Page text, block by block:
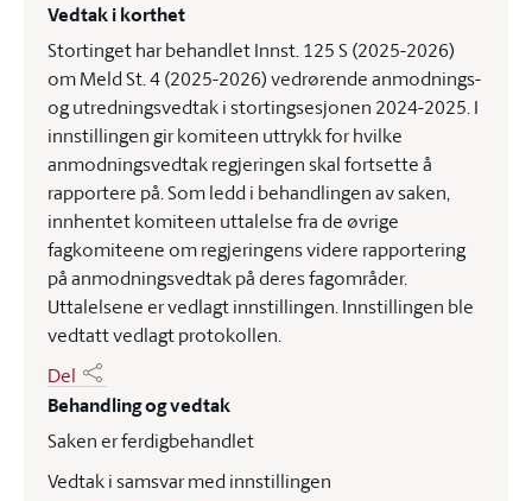
Vedtak i korthet
Stortinget har behandlet Innst. 125 S (2025-2026)
om Meld St. 4 (2025-2026) vedrørende anmodnings-
og utredningsvedtak i stortingsesjonen 2024-2025. I
innstillingen gir komiteen uttrykk for hvilke
anmodningsvedtak regjeringen skal fortsette å
rapportere på. Som ledd i behandlingen av saken,
innhentet komiteen uttalelse fra de øvrige
fagkomiteene om regjeringens videre rapportering
på anmodningsvedtak på deres fagområder.
Uttalelsene er vedlagt innstillingen. Innstillingen ble
vedtatt vedlagt protokollen.
Del
Behandling og vedtak
Saken er ferdigbehandlet
Vedtak i samsvar med innstillingen